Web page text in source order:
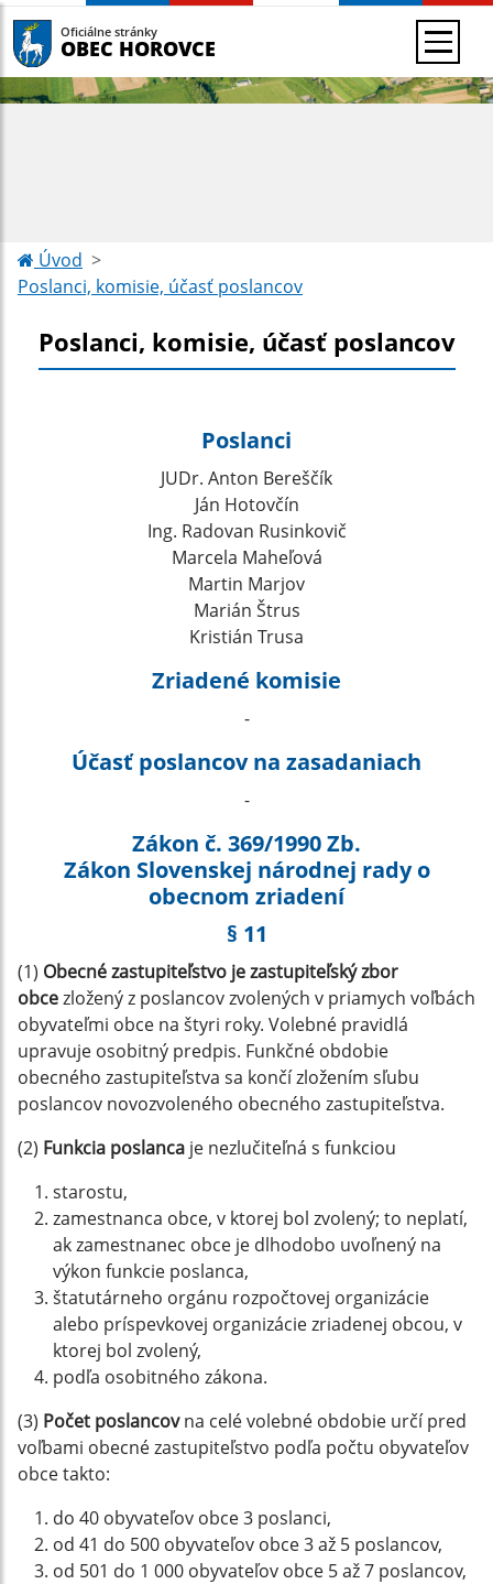
Oficiálne stránky
OBEC HOROVCE
Úvod
Poslanci, komisie, účasť poslancov
Poslanci, komisie, účasť poslancov
Poslanci
JUDr. Anton Bereščík
Ján Hotovčín
Ing. Radovan Rusinkovič
Marcela Maheľová
Martin Marjov
Marián Štrus
Kristián Trusa
Zriadené komisie
-
Účasť poslancov na zasadaniach
-
Zákon č. 369/1990 Zb.
Zákon Slovenskej národnej rady o
obecnom zriadení
§ 11
(1) Obecné zastupiteľstvo je zastupiteľský zbor
obcezložený z poslancov zvolených v priamych voľbách
obyvateľmi obce na štyri roky. Volebné pravidlá
upravuje osobitný predpis. Funkčné obdobie
obecného zastupiteľstva sa končí zložením sľubu
poslancov novozvoleného obecného zastupiteľstva.
(2) Funkcia poslanca je nezlučiteľná s funkciou
starostu,
zamestnanca obce, v ktorej bol zvolený; to neplatí,
ak zamestnanec obce je dlhodobo uvoľnený na
výkon funkcie poslanca,
štatutárneho orgánu rozpočtovej organizácie
alebo príspevkovej organizácie zriadenej obcou, v
ktorej bol zvolený,
podľa osobitného zákona.
(3) Počet poslancovna celé volebné obdobie určí pred
voľbami obecné zastupiteľstvo podľa počtu obyvateľov
obce takto:
do 40 obyvateľov obce 3 poslanci,
od 41 do 500 obyvateľov obce 3 až 5 poslancov,
od 501 do 1 000 obyvateľov obce 5 až 7 poslancov,